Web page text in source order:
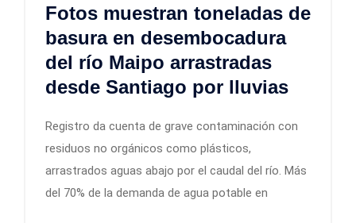
Fotos muestran toneladas de
basura en desembocadura
del río Maipo arrastradas
desde Santiago por lluvias
Registro da cuenta de grave contaminación con
residuos no orgánicos como plásticos,
arrastrados aguas abajo por el caudal del río. Más
del 70% de la demanda de agua potable en